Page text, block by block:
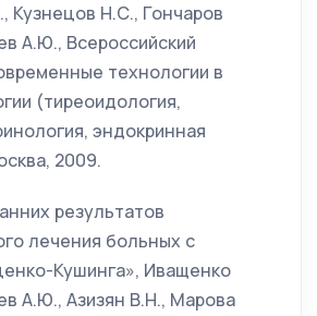
Кузнецов Н.С., Гончаров
А.Ю., Всероссийский
технологии в
(тиреоидология,
эндокринная
2009.
результатов
лечения больных с
Кушинга», Иващенко
А.Ю., Азизян В.Н., Марова